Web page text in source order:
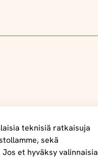
teknisiä ratkaisuja
sekä
et hyväksy valinnaisia